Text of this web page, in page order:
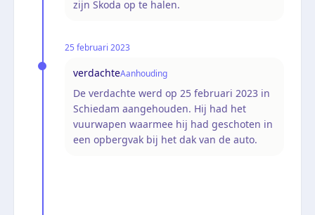
zijn Skoda op te halen.
25 februari 2023
verdachteAanhouding
De verdachte werd op 25 februari 2023 in
Schiedam aangehouden. Hij had het
vuurwapen waarmee hij had geschoten in
een opbergvak bij het dak van de auto.